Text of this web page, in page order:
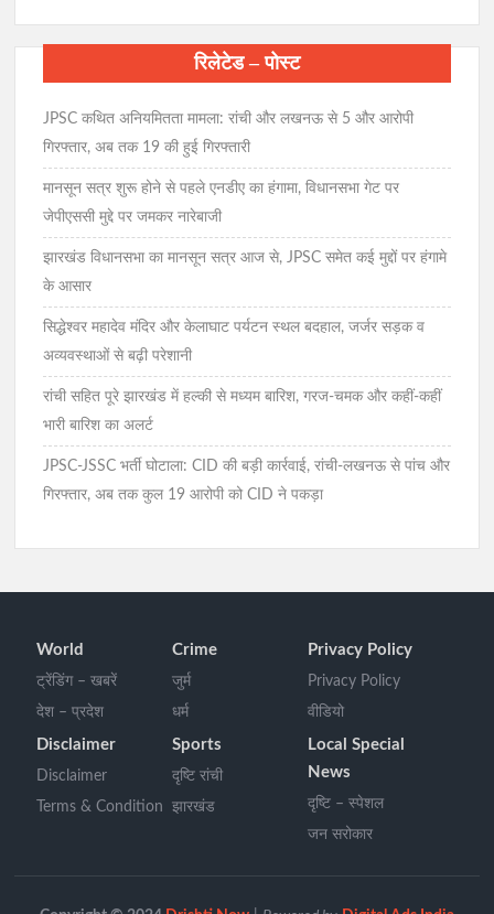
रिलेटेड – पोस्ट
JPSC कथित अनियमितता मामला: रांची और लखनऊ से 5 और आरोपी
गिरफ्तार, अब तक 19 की हुई गिरफ्तारी
मानसून सत्र शुरू होने से पहले एनडीए का हंगामा, विधानसभा गेट पर
जेपीएससी मुद्दे पर जमकर नारेबाजी
झारखंड विधानसभा का मानसून सत्र आज से, JPSC समेत कई मुद्दों पर हंगामे
के आसार
सिद्धेश्वर महादेव मंदिर और केलाघाट पर्यटन स्थल बदहाल, जर्जर सड़क व
अव्यवस्थाओं से बढ़ी परेशानी
रांची सहित पूरे झारखंड में हल्की से मध्यम बारिश, गरज-चमक और कहीं-कहीं
भारी बारिश का अलर्ट
JPSC-JSSC भर्ती घोटाला: CID की बड़ी कार्रवाई, रांची-लखनऊ से पांच और
गिरफ्तार, अब तक कुल 19 आरोपी को CID ने पकड़ा
World
ट्रेंडिंग – खबरें
देश – प्रदेश
Crime
जुर्म
धर्म
Privacy Policy
Privacy Policy
वीडियो
Disclaimer
Disclaimer
Terms & Condition
Sports
दृष्टि रांची
झारखंड
Local Special
News
दृष्टि – स्पेशल
जन सरोकार